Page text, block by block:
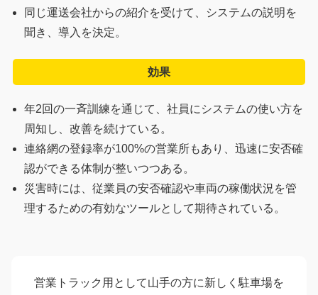
同じ運送会社からの紹介を受けて、システムの説明を
聞き、導入を決定。
効果
年2回の一斉訓練を通じて、社員にシステムの使い方を
周知し、改善を続けている。
連絡網の登録率が100%の営業所もあり、迅速に安否確
認ができる体制が整いつつある。
災害時には、従業員の安否確認や車両の稼働状況を管
理するための有効なツールとして期待されている。
営業トラック用として山手の方に新しく駐車場を